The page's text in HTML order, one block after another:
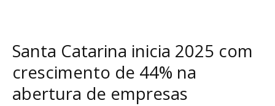
Santa Catarina inicia 2025 com
crescimento de 44% na
abertura de empresas
inicia
com
crescimento